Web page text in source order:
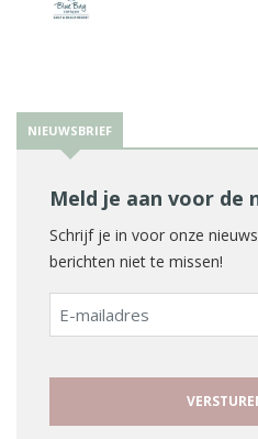
NIEUWSBRIEF
Meld je aan voor de
Schrijf je in voor onze
berichten niet te missen!
E-
mailadres